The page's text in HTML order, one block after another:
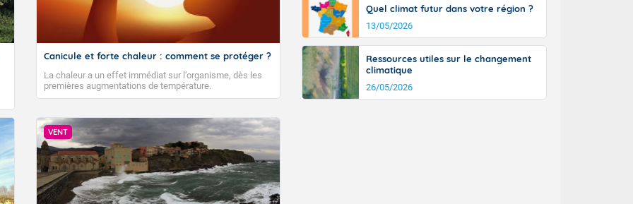
Canicule et forte chaleur : comment se protéger ?
La chaleur a un effet immédiat sur l’organisme, dès les
premières augmentations de température.
VENT
Quel climat futur dans votre région ?
13/05/2026
Ressources utiles sur le changement
climatique
26/05/2026